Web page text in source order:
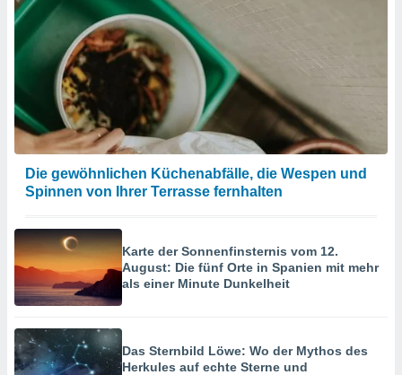
Die gewöhnlichen Küchenabfälle, die Wespen und
Spinnen von Ihrer Terrasse fernhalten
Karte der Sonnenfinsternis vom 12.
August: Die fünf Orte in Spanien mit mehr
als einer Minute Dunkelheit
Das Sternbild Löwe: Wo der Mythos des
Herkules auf echte Sterne und